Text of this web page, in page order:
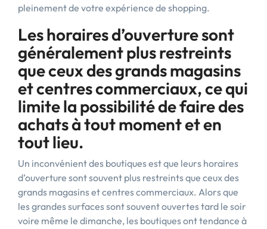
pleinement de votre expérience de shopping.
Les horaires d’ouverture sont
généralement plus restreints
que ceux des grands magasins
et centres commerciaux, ce qui
limite la possibilité de faire des
achats à tout moment et en
tout lieu.
Un inconvénient des boutiques est que leurs horaires
d’ouverture sont souvent plus restreints que ceux des
grands magasins et centres commerciaux. Alors que
les grandes surfaces sont souvent ouvertes tard le soir
voire même le dimanche, les boutiques ont tendance à